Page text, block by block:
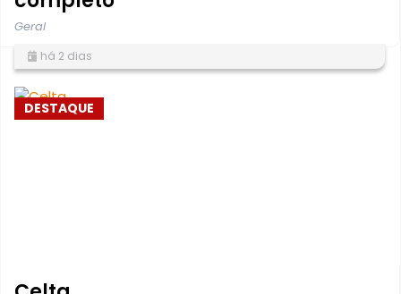
Geral
há 2 dias
DESTAQUE